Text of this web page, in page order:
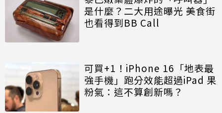
是什麼？二大用途曝光 美食街
也看得到BB Call
可買+1！iPhone 16「地表最
強手機」跑分效能超過iPad 果
粉氣：這不算創新嗎？